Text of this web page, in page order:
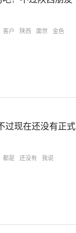
客户 陕西 面世 金色
过现在还没有正式
都是 还没有 我说